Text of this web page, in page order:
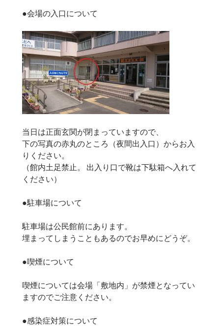
●会場の入口について
当日は正面玄関が閉まっていますので、
下の写真の赤丸のところ（夜間出入口）からお入
りください。
（館内土足禁止。 出入り口で靴は下駄箱へ入れて
ください）
●駐車場について
駐車場は公民館前にあります。
埋まってしまうこともあるのでお早めにどうぞ。
●喫煙について
喫煙については会場「敷地内」が禁煙となってい
ますのでご注意ください。
●感染症対策について